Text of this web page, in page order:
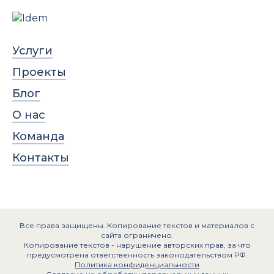
Услуги
Проекты
Блог
О нас
Команда
Контакты
Все права защищены. Копирование текстов и материалов с
сайта ограничено.
Копирование текстов - нарушение авторских прав, за что
предусмотрена ответственность законодательством РФ.
Политика конфиденциальности